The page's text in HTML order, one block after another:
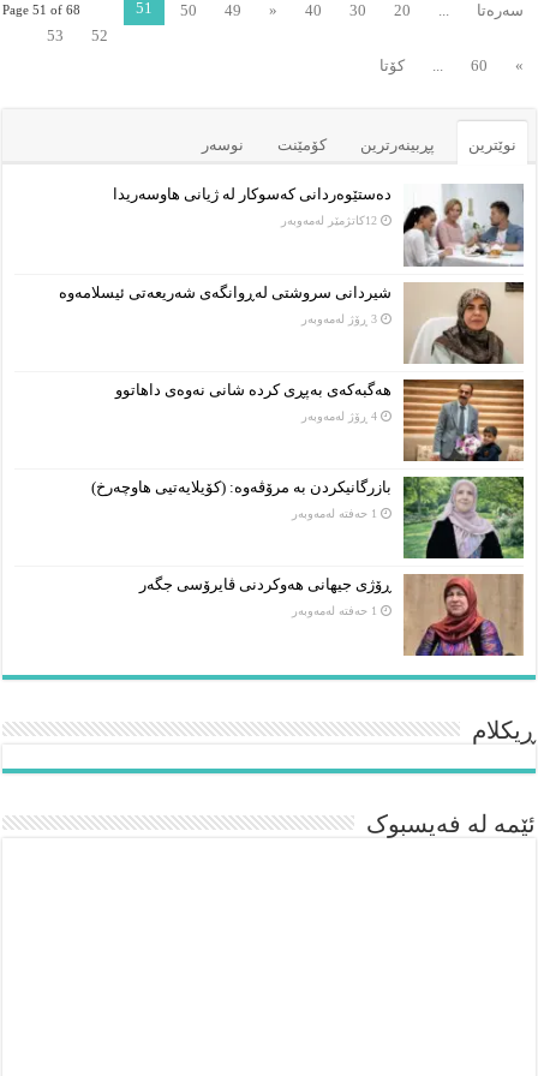
Page 51 of 68 سەرەتا ...
20
30
40
«
49
50
51
52
53
»
60
... کۆتا
نوێترین پڕبینەرترین کۆمێنت نوسەر
دەستێوەردانی کەسوکار لە ژیانی هاوسەریدا
12كاتژمێر لەمەوبەر
شیردانی سروشتی لەڕوانگەی شەریعەتی ئیسلامەوە
3 ڕۆژ لەمەوبەر
هەگبەکەی بەپڕی کردە شانی نەوەی داهاتوو
4 ڕۆژ لەمەوبەر
بازرگانیکردن بە مرۆڤەوە: (کۆیلایەتیی هاوچەرخ)
1 حەفتە لەمەوبەر
ڕۆژی جیهانی هەوکردنی ڤایرۆسی جگەر
1 حەفتە لەمەوبەر
ڕیکلام
ئێمە لە فەیسبوک